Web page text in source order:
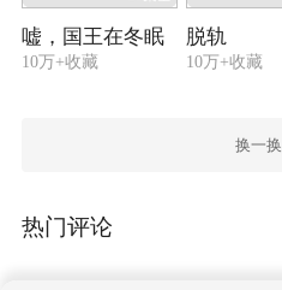
嘘，国王在冬眠
10万+收藏
脱轨
10万+收藏
换一换
热门评论